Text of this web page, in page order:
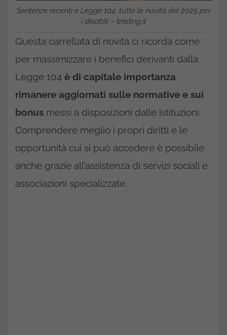
Sentenze recenti e Legge 104: tutte le novità del 2025 per
i disabili – trading.it
Questa carrellata di novità ci ricorda come
per massimizzare i benefici derivanti dalla
Legge 104 è di capitale importanza
rimanere aggiornati sulle normative e sui
bonus messi a disposizioni dalle istituzioni.
Comprendere meglio i propri diritti e le
opportunità cui si può accedere è possibile
anche grazie all’assistenza di servizi sociali e
associazioni specializzate.